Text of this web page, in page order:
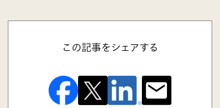
この記事をシェアする